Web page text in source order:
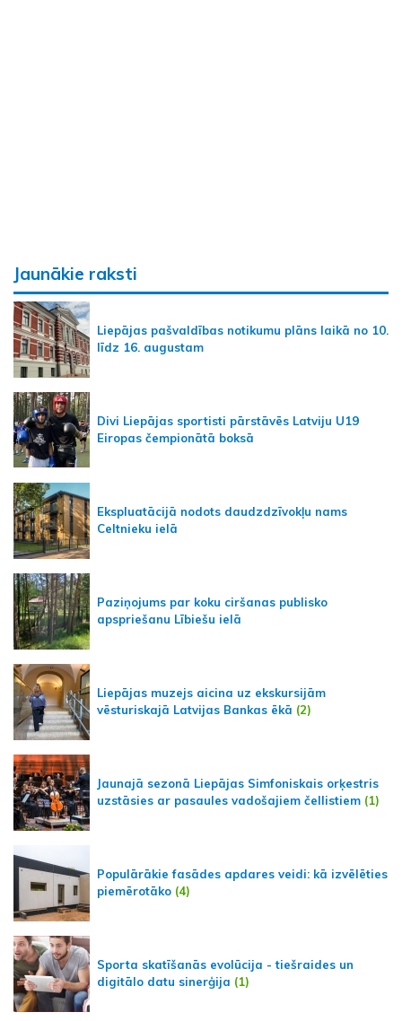
Jaunākie raksti
Liepājas pašvaldības notikumu plāns laikā no 10.
līdz 16. augustam
Divi Liepājas sportisti pārstāvēs Latviju U19
Eiropas čempionātā boksā
Ekspluatācijā nodots daudzdzīvokļu nams
Celtnieku ielā
Paziņojums par koku ciršanas publisko
apspriešanu Lībiešu ielā
Liepājas muzejs aicina uz ekskursijām
vēsturiskajā Latvijas Bankas ēkā (2)
Jaunajā sezonā Liepājas Simfoniskais orķestris
uzstāsies ar pasaules vadošajiem čellistiem (1)
Populārākie fasādes apdares veidi: kā izvēlēties
piemērotāko (4)
Sporta skatīšanās evolūcija - tiešraides un
digitālo datu sinerģija (1)